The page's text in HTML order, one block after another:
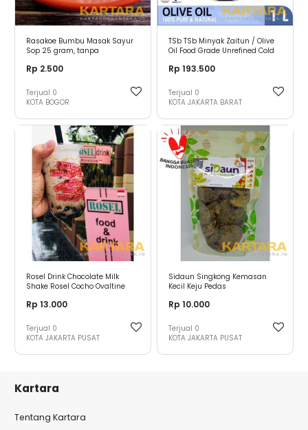
Rasakoe Bumbu Masak Sayur
Sop 25 gram, tanpa
Rp 2.500
Terjual 0
KOTA BOGOR
TSb TSb Minyak Zaitun / Olive
Oil Food Grade Unrefined Cold
Rp 193.500
Terjual 0
KOTA JAKARTA BARAT
Rosel Drink Chocolate Milk
Shake Rosel Cocho Ovaltine
Rp 13.000
Terjual 0
KOTA JAKARTA PUSAT
Sidaun Singkong Kemasan
Kecil Keju Pedas
Rp 10.000
Terjual 0
KOTA JAKARTA PUSAT
Kartara
Tentang Kartara